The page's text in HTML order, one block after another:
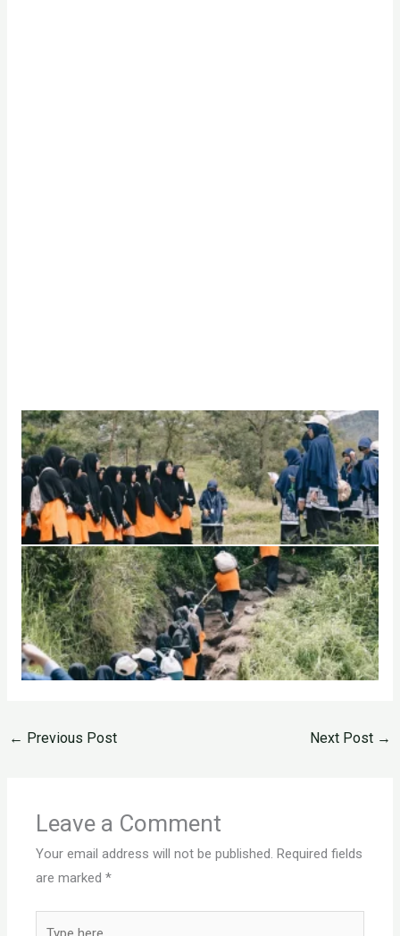
← Previous Post Next Post →
Leave a Comment
Your email address will not be published. Required fields
are marked*